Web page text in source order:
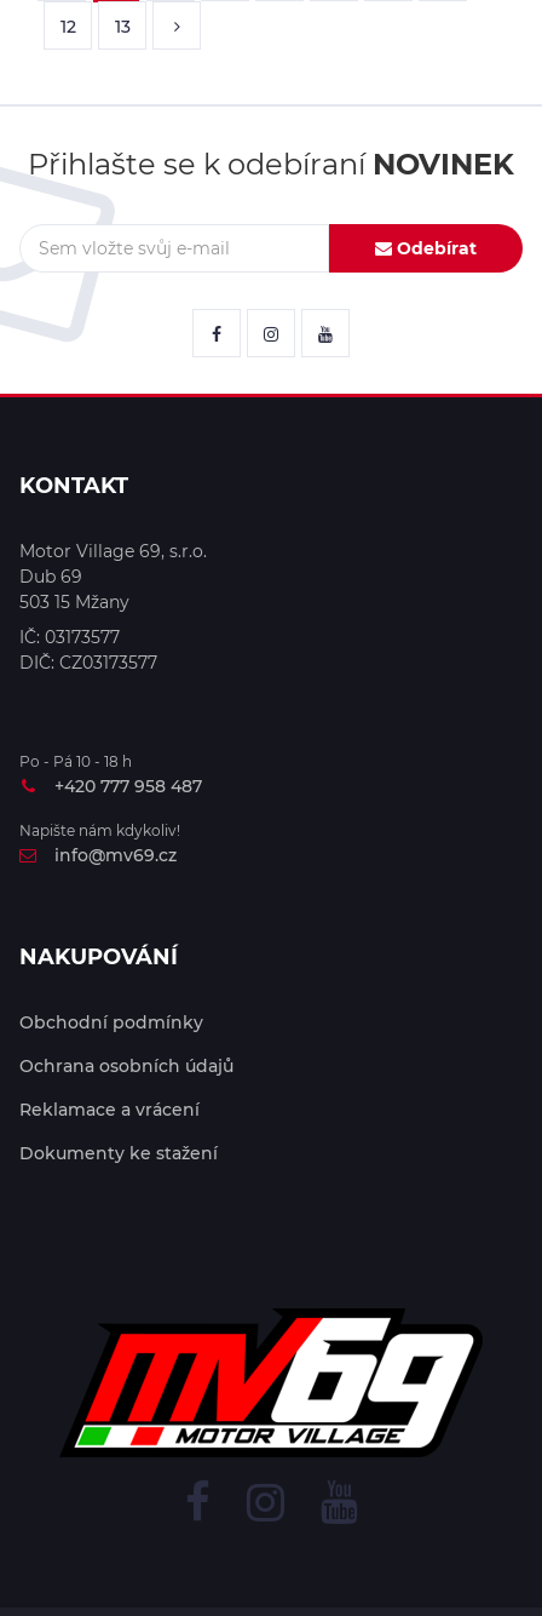
12 13
Přihlašte se k odebíraní NOVINEK
Odebírat
KONTAKT
Motor Village 69, s.r.o.
Dub 69
503 15 Mžany
IČ: 03173577
DIČ: CZ03173577
Po - Pá 10 - 18 h
+420 777 958 487
Napište nám kdykoliv!
info@mv69.cz
NAKUPOVÁNÍ
Obchodní podmínky
Ochrana osobních údajů
Reklamace a vrácení
Dokumenty ke stažení